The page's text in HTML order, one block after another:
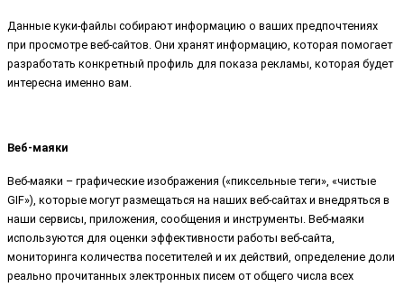
Данные куки-файлы собирают информацию о ваших предпочтениях
при просмотре веб-сайтов. Они хранят информацию, которая помогает
разработать конкретный профиль для показа рекламы, которая будет
интересна именно вам.
Веб-маяки
Веб-маяки – графические изображения («пиксельные теги», «чистые
GIF»), которые могут размещаться на наших веб-сайтах и внедряться в
наши сервисы, приложения, сообщения и инструменты. Веб-маяки
используются для оценки эффективности работы веб-сайта,
мониторинга количества посетителей и их действий, определение доли
реально прочитанных электронных писем от общего числа всех